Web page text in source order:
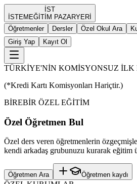
İST
İSTEM EĞİTİM PAZARYERİ
Öğretmenler
Dersler Özel Okul Ara
Giriş Yap
Kayıt Ol
TÜRKİYE'NİN KOMİSYONSUZ İLK
(*Kredi Kartı Komisyonları Hariçtir.)
BİREBİR ÖZEL EĞİTİM
Özel Öğretmen Bul
Özel ders veren öğretmenlerin
kendi arkadaş grubunuzu kurarak eğitim
Öğretmen Ara Öğretmen kaydı